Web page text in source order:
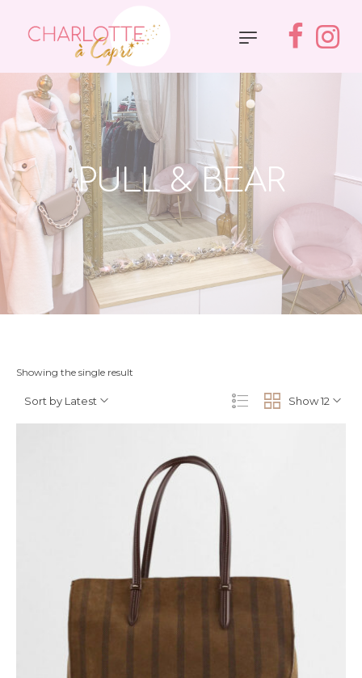
PULL & BEAR
Accueil»Pull & Bear
Showing the single result
Show 12
Sort by Latest